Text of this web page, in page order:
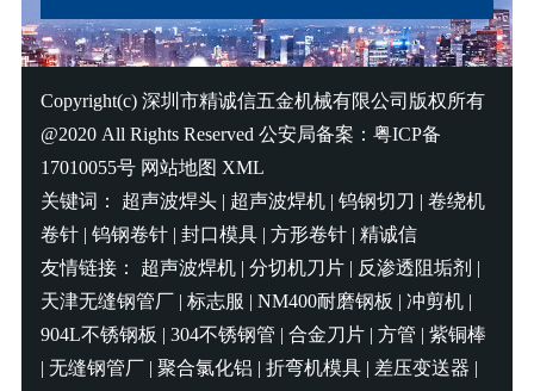
Copyright(c)深圳市精诚信五金机械有限公司 版权所有
@2020 All Rights Reserved 公安局备案：粤ICP备
17010055号 网站地图 XML
关键词： 超声波焊头 | 超声波焊机 |钨钢切刀 |卷绕机
卷针 |钨钢卷针 |封口模具 |方形卷针 |精诚信
友情链接： 超声波焊机 |分切机刀片 | 反渗透阻垢剂 |
天津无缝钢管厂 |标志服 |NM400耐磨钢板 |冲剪机 |
904L不锈钢板 |304不锈钢管 |合金刀片 |方管 |紫铜棒
|无缝钢管厂 |聚合氯化铝 |折弯机模具 | 差压变送器 |